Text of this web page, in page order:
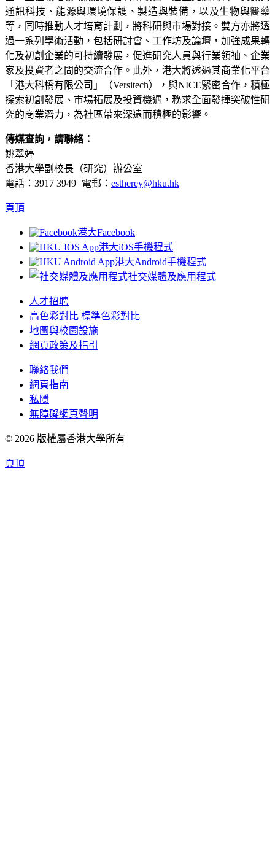
通訊科技、能源與環境保護、製造與裝備，以及生物與醫藥
等，同時推動人才培育計劃，將科研與市場對接。雙方亦將透
過一系列學術活動，包括研討會、工作坊及論壇，加強成果轉
化及初創企業的可持續發展，促進研究人員與行業領袖、企業
家及投資者之間的交流合作。此外，港大將透過其商業化平台
「港大科橋有限公司」（Versitech），與NICE緊密合作，積極
探索初創發展、市場拓展及投資機遇，務求全面發揮突破性研
究的商業潛力，為社區帶來深遠而積極的影響。
傳媒查詢，請聯絡：
姚翠婷
香港大學副校長（研究）辦公室
電話：3917 3949 電郵： estherey@hku.hk
頁頂
港大Facebook
港大iOS手機程式
港大Android手機程式
社交媒體及應用程式
人才招聘
高色彩對比 標準色彩對比
地圖與校園設施
網頁政策及指引
聯絡我們
網頁指南
私隱
無障礙網頁聲明
© 2026 版權屬香港大學所有
頁頂